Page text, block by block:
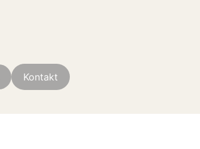
Kontakt